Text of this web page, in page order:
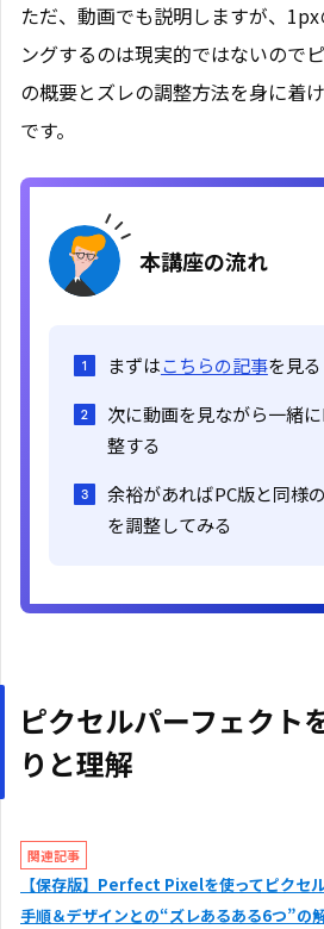
ただ、動画でも説明しますが、
ングするのは現実的ではないので
の概要とズレの調整方法を身に着
です。
本講座の流れ
まずはこちらの記事を見る
次に動画を見ながら一緒
整する
余裕があればPC版と同様
を調整してみる
ピクセルパーフェクト
りと理解
関連記事
【保存版】Perfect Pixelを使ってピクセ
手順＆デザインとの“ズレあるある6つ”の